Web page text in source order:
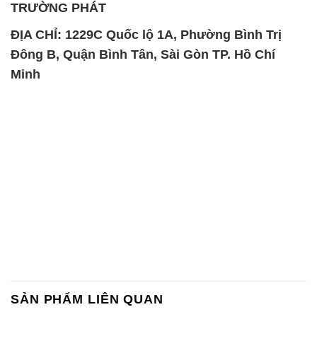
TRƯỜNG PHÁT
ĐỊA CHỈ: 1229C Quốc lộ 1A, Phường Bình Trị
Đông B, Quận Bình Tân, Sài Gòn TP. Hồ Chí
Minh
SẢN PHẨM LIÊN QUAN